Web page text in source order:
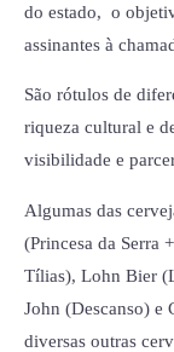
do estado, o
assinantes à
São rótulos de
riqueza cultural e
visibilidade e
Algumas das
(Princesa da Serra
Tílias), Lohn Bier
John (Descanso) e
diversas outras